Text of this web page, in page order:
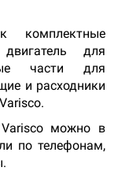
комплектные
для
части для
и расходники
можно в
по телефонам,